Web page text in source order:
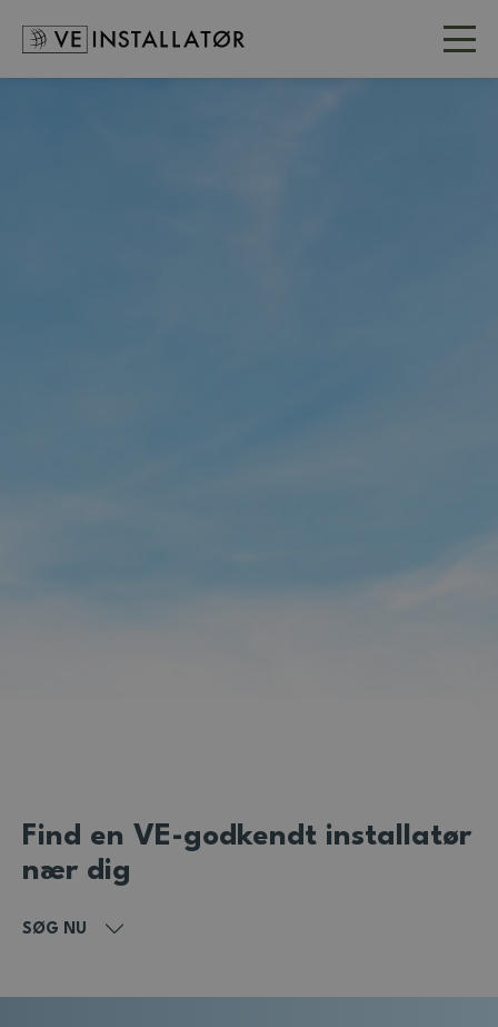
Find en VE-godkendt installatør
nær dig
SØG NU